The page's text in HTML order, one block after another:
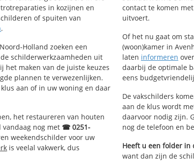
in kozijnen en
of spuiten van
.
Holland zoeken een
schilderwerkzaamheden uit
het maken van de juiste keuzes
plannen te verwezenlijken.
aan of in uw woning en daar
het restaureren van houten
nog met ☎ 0251-
weekendschilder voor uw
is veelal vakwerk, dus
contact te komen
uitvoert.
Of het nu gaat om
(woon)kamer in
laten informeren
daarbij de optimale
eens
De vakschilders
aan de klus wordt
daarvoor nodig zijn.
nog de telefoon en
Heeft u een folder in
want dan zijn de